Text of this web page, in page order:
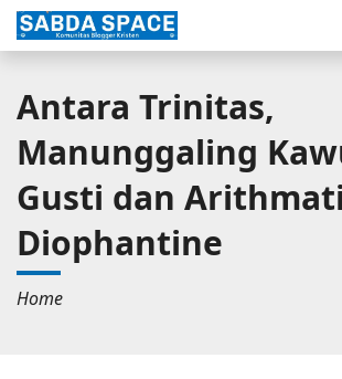
Antara Trinitas,
Manunggaling
Gusti dan
Diophantine
Home